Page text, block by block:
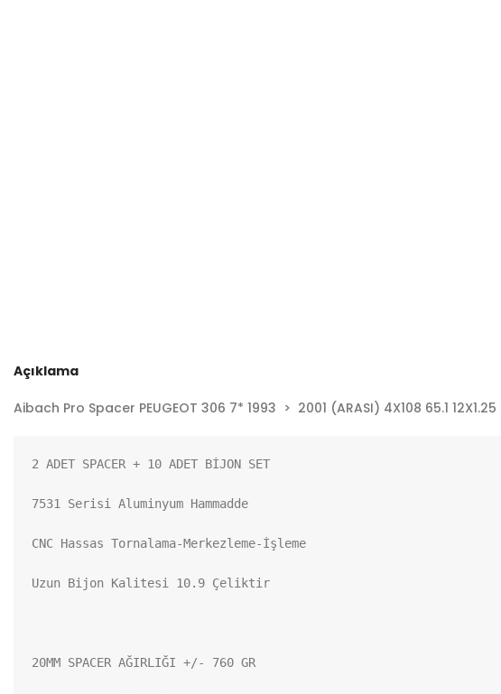
Açıklama
Aibach Pro Spacer PEUGEOT 306 7* 1993 > 2001 (ARASI) 4X108 65.1 12X1.25
2 ADET SPACER + 10 ADET BİJON SET
7531 Serisi Aluminyum Hammadde
CNC Hassas Tornalama-Merkezleme-İşleme
Uzun Bijon Kalitesi 10.9 Çeliktir
20MM SPACER AĞIRLIĞI +/- 760 GR